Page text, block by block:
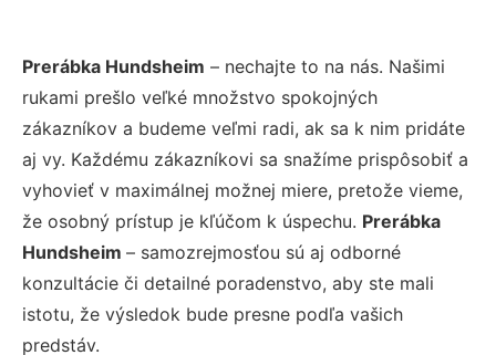
Prerábka Hundsheim – nechajte to na nás. Našimi
rukami prešlo veľké množstvo spokojných
zákazníkov a budeme veľmi radi, ak sa k nim pridáte
aj vy. Každému zákazníkovi sa snažíme prispôsobiť a
vyhovieť v maximálnej možnej miere, pretože vieme,
že osobný prístup je kľúčom k úspechu. Prerábka
Hundsheim – samozrejmosťou sú aj odborné
konzultácie či detailné poradenstvo, aby ste mali
istotu, že výsledok bude presne podľa vašich
predstáv.